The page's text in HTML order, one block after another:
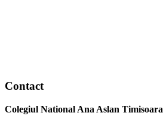
Contact
Colegiul National Ana Aslan Timisoara